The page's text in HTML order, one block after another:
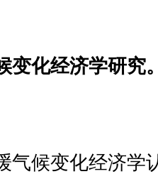
变化经济学研究
气候变化经济学